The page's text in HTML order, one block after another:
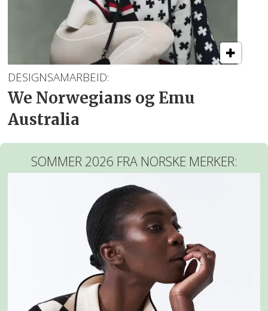
DESIGNSAMARBEID:
We Norwegians og Emu
Australia
SOMMER 2026 FRA NORSKE MERKER: